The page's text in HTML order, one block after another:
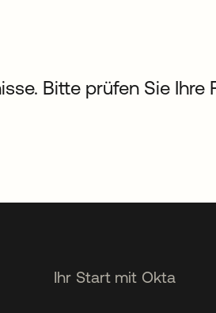
Bitte prüfen Sie
Ihr Start mit Okta